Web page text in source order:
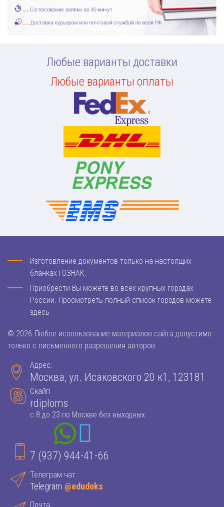
Любые варианты доставки
Любые варианты оплаты
Изготовление документов только на настоящих
бланках ГОЗНАК.
Приобрести Вы можете во всех крупных городах
России. Просмотреть полный список городов можете
здесь
© 2026 Любое использование материалов сайта допустимо
только с письменного разрешения авторов.
Адрес:
Москва, ул. Исаковского 20 к1, 123181
Скайп
rdiploms
с 8 до 23 по Москве без выходных
7 (937) 944-41-66
Телеграм чат
Telegram @edudoks
Почта